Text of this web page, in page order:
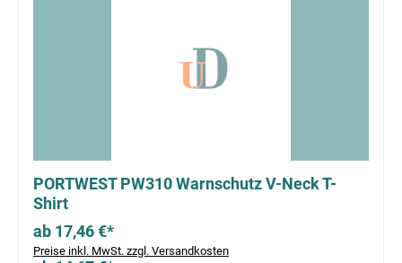
PORTWEST PW310 Warnschutz V-Neck T-
Shirt
ab 17,46 €*
Preise inkl. MwSt. zzgl. Versandkosten